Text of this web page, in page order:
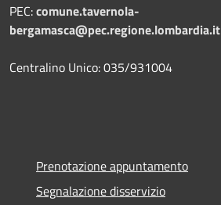
PEC:comune.tavernola-
bergamasca@pec.regione.lombardia.it
Centralino Unico: 035/931004
Prenotazione appuntamento
Segnalazione disservizio